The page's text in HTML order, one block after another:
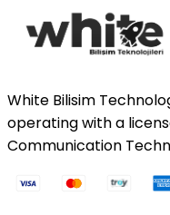
White Bilisim
operating with a
Communication